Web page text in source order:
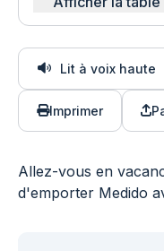
Lit à voix haute
Imprimer
Allez-vous en
d'emporter Medido